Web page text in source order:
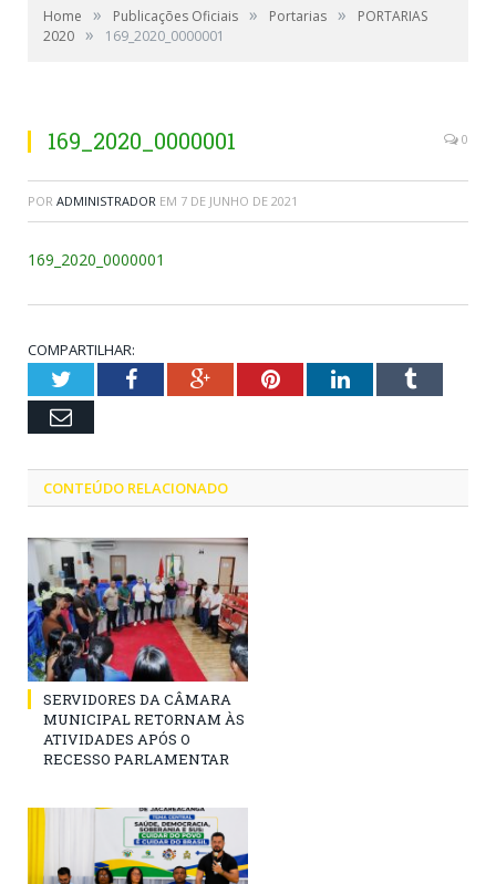
Home » Publicações Oficiais » Portarias »
PORTARIAS
2020 » 169_2020_0000001
169_2020_0000001 0
POR ADMINISTRADOR EM 7 DE JUNHO DE 2021
169_2020_0000001
COMPARTILHAR:
TwitterFacebookGoogle+PinterestLinkedInTumblr
Email
CONTEÚDO RELACIONADO
SERVIDORES DA CÂMARA
MUNICIPAL RETORNAM ÀS
ATIVIDADES APÓS O
RECESSO PARLAMENTAR